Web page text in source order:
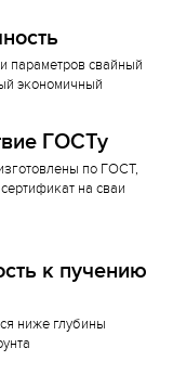
параметров свайный
экономичный
ГОСТу
по ГОСТ,
на сваи
к пучению
ниже глубины